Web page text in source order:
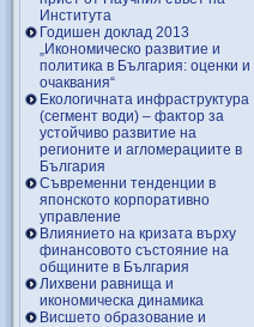
Института
Годишен доклад 2013
„Икономическо развитие и
политика в България: оценки и
очаквания“
Екологичната инфраструктура
(сегмент води) – фактор за
устойчиво развитие на
регионите и агломерациите в
България
Съвременни тенденции в
японското корпоративно
управление
Влиянието на кризата върху
финансовото състояние на
общините в България
Лихвени равнища и
икономическа динамика
Висшето образование и